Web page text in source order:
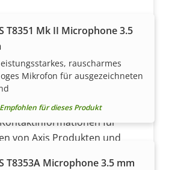
T8351 Mk II Microphone 3.5
rauscharmes
Mikrofon für ausgezeichneten
Empfohlen für dieses Produkt
T8353A Microphone 3.5 mm
Produkte
Wiederverkäufer werden? Hier
für
von Axis Produkten und